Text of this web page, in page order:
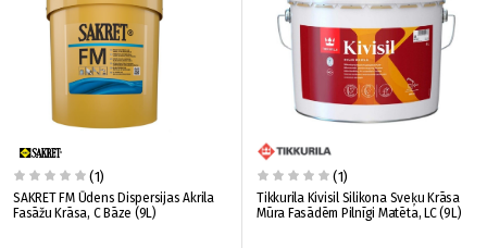
(1)
SAKRET FM Ūdens Dispersijas Akrila
Fasāžu Krāsa, C Bāze (9L)
(1)
Tikkurila Kivisil Silikona Sveķu Krāsa
Mūra Fasādēm Pilnīgi Matēta, LC (9L)